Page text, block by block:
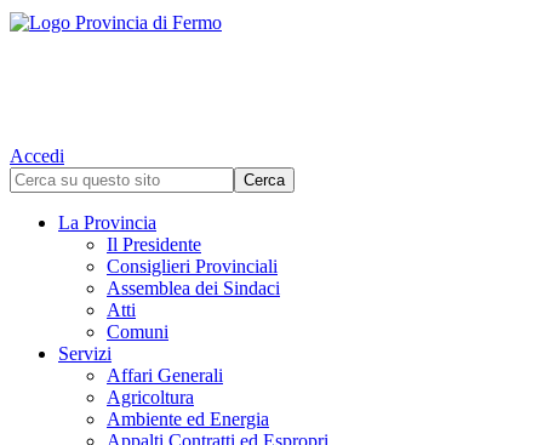
Accedi
La Provincia
Il Presidente
Consiglieri Provinciali
Assemblea dei Sindaci
Atti
Comuni
Servizi
Affari Generali
Agricoltura
Ambiente ed Energia
Appalti Contratti ed Espropri